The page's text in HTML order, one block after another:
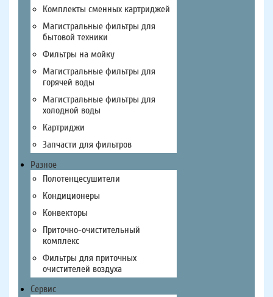
Комплекты сменных картриджей
Магистральные фильтры для
бытовой техники
Фильтры на мойку
Магистральные фильтры для
горячей воды
Магистральные фильтры для
холодной воды
Картриджи
Запчасти для фильтров
Разное
Полотенцесушители
Кондиционеры
Конвекторы
Приточно-очистительный
комплекс
Фильтры для приточных
очистителей воздуха
Сервис